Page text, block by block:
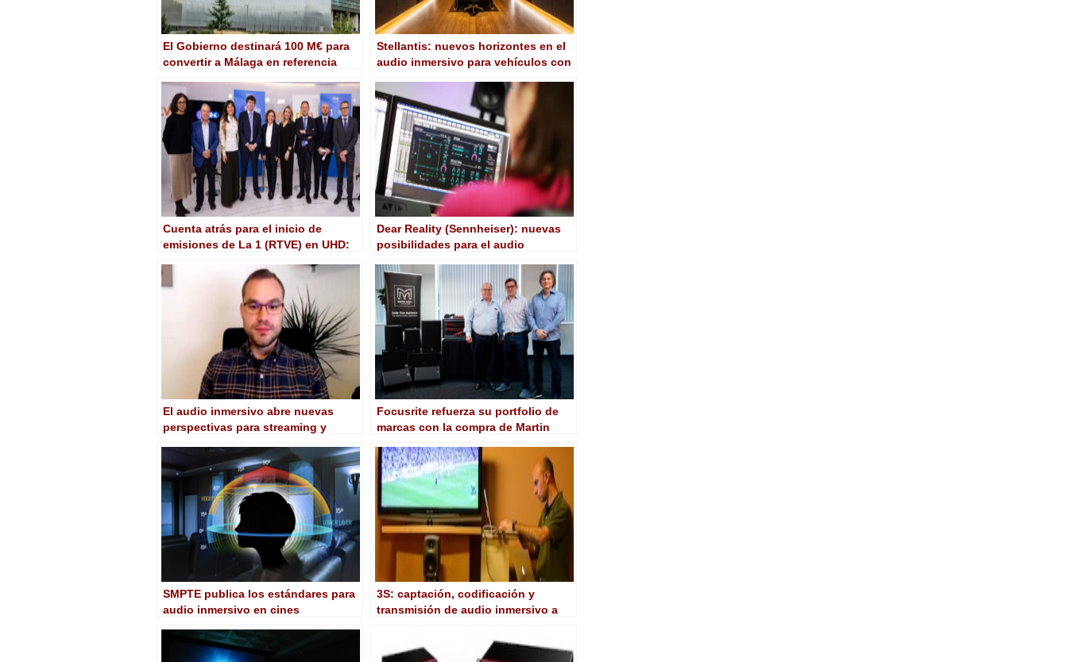
El Gobierno destinará 100 M€ para
convertir a Málaga en referencia
semiconductores
Stellantis: nuevos horizontes en el
audio inmersivo para vehículos con
Cuenta atrás para el inicio de
emisiones de La 1 (RTVE) en UHD:
Dear Reality (Sennheiser): nuevas
posibilidades para el audio
El audio inmersivo abre nuevas
perspectivas para streaming y
Focusrite refuerza su portfolio de
marcas con la compra de Martin
SMPTE publica los estándares para
audio inmersivo en cines
3S: captación, codificación y
transmisión de audio inmersivo a